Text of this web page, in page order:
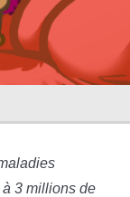
3 millions de